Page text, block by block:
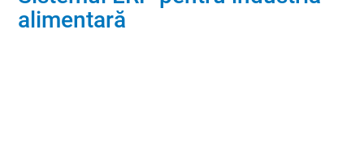
alimentară